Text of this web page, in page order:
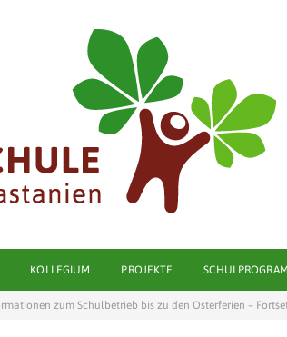
KOLLEGIUM PROJEKTE
zum Schulbetrieb bis zu den Osterferien –